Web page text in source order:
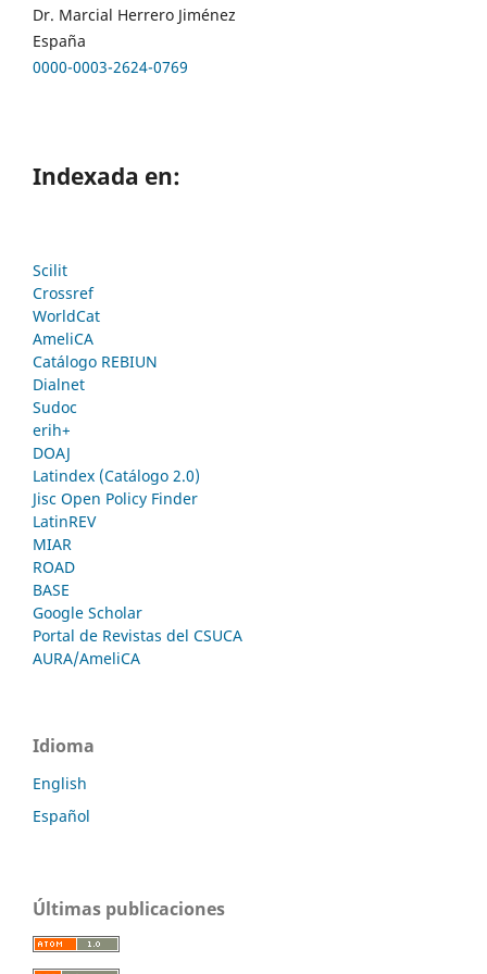
Dr. Marcial Herrero Jiménez
España
0000-0003-2624-0769
Indexada en:
Scilit
Crossref
WorldCat
AmeliCA
Catálogo REBIUN
Dialnet
Sudoc
erih+
DOAJ
Latindex (Catálogo 2.0)
Jisc Open Policy Finder
LatinREV
MIAR
ROAD
BASE
Google Scholar
Portal de Revistas del CSUCA
AURA/AmeliCA
Idioma
English
Español
Últimas publicaciones